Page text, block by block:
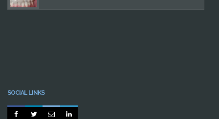
SOCIAL LINKS
   